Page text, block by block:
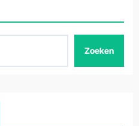
Zoeken